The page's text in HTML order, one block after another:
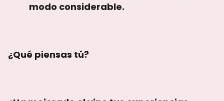
modo considerable.
¿Qué piensas tú?